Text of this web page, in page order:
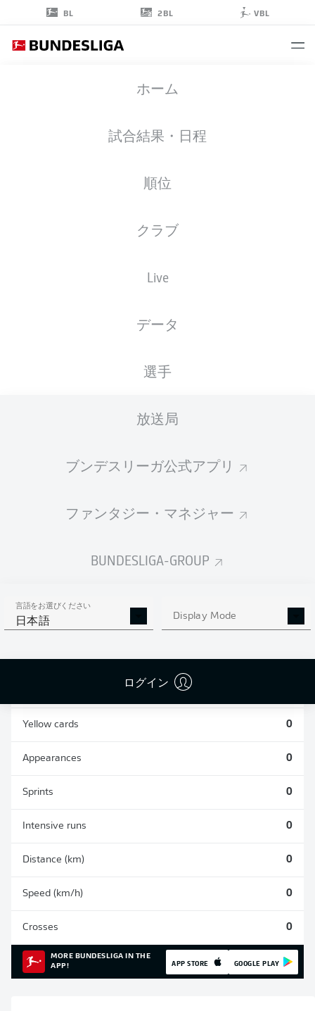
BL 2BL VBL
ホーム
試合結果・日程
順位
クラブ
Live
データ
選手
放送局
ブンデスリーガ公式アプリ
ファンタジー・マネジャー
BUNDESLIGA-GROUP
言語をお選びください
日本語 Display Mode
ログイン
27.03.2004
2026/2027
統計 シーズン 2026/2027
AERIAL DUELS
WON
Yellow cards 0
Appearances 0
Sprints 0
Intensive runs 0
Distance (km) 0
Speed (km/h) 0
Crosses 0
MORE BUNDESLIGA IN THE
APP!
APP STORE GOOGLE PLAY